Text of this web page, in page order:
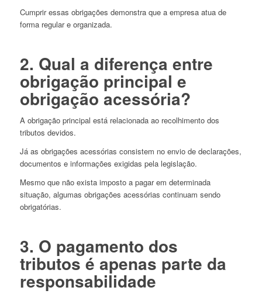
Cumprir essas obrigações demonstra que a empresa atua de
forma regular e organizada.
2. Qual a diferença entre
obrigação principal e
obrigação acessória?
A obrigação principal está relacionada ao recolhimento dos
tributos devidos.
Já as obrigações acessórias consistem no envio de declarações,
documentos e informações exigidas pela legislação.
Mesmo que não exista imposto a pagar em determinada
situação, algumas obrigações acessórias continuam sendo
obrigatórias.
3. O pagamento dos
tributos é apenas parte da
responsabilidade